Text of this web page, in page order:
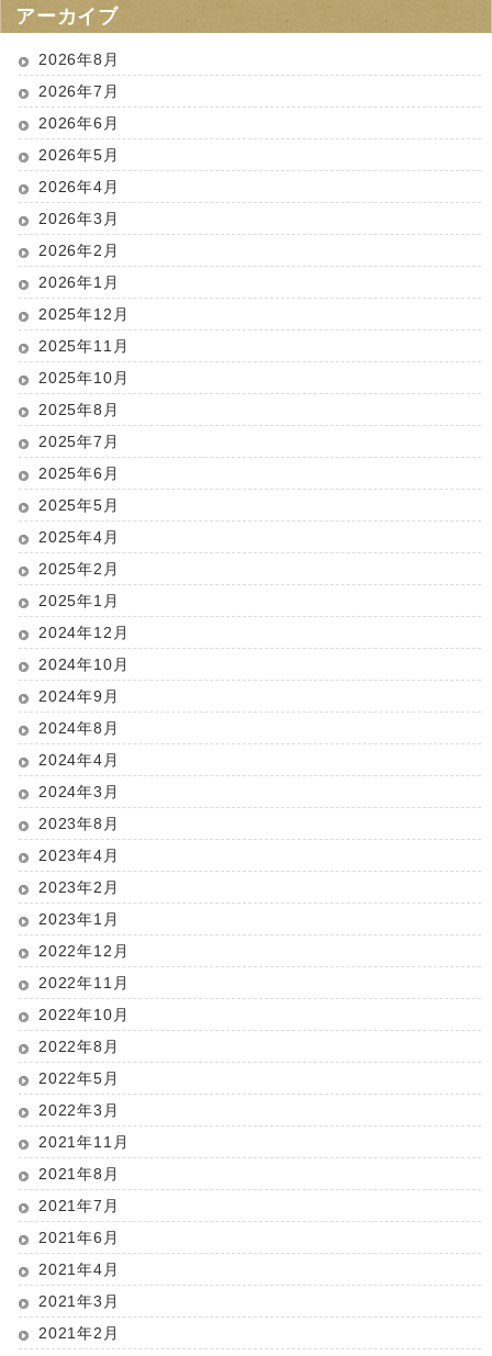
アーカイブ
2026年8月
2026年7月
2026年6月
2026年5月
2026年4月
2026年3月
2026年2月
2026年1月
2025年12月
2025年11月
2025年10月
2025年8月
2025年7月
2025年6月
2025年5月
2025年4月
2025年2月
2025年1月
2024年12月
2024年10月
2024年9月
2024年8月
2024年4月
2024年3月
2023年8月
2023年4月
2023年2月
2023年1月
2022年12月
2022年11月
2022年10月
2022年8月
2022年5月
2022年3月
2021年11月
2021年8月
2021年7月
2021年6月
2021年4月
2021年3月
2021年2月